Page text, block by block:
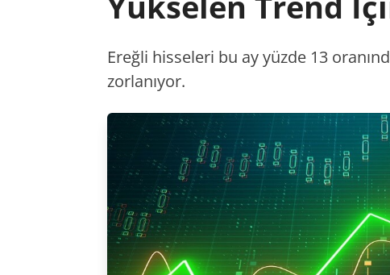
Ereğli hisseleri bu ay yüzde 13
zorlanıyor.